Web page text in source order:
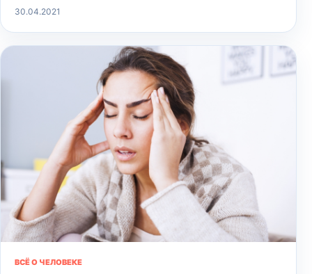
30.04.2021
ВСЁ О ЧЕЛОВЕКЕ